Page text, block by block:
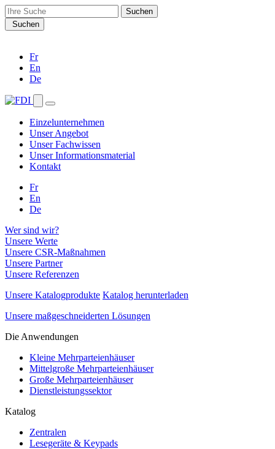
Search
for:Suchen
Fr
En
De
Einzelunternehmen
Unser Angebot
Unser Fachwissen
Unser Informationsmaterial
Kontakt
Fr
En
De
Wer sind wir?
Unsere Werte
Unsere CSR-Maßnahmen
Unsere Partner
Unsere Referenzen
Unsere Katalogprodukte Katalog herunterladen
Unsere maßgeschneiderten Lösungen
Die Anwendungen
Kleine Mehrparteienhäuser
Mittelgroße Mehrparteienhäuser
Große Mehrparteienhäuser
Dienstleistungssektor
Katalog
Zentralen
Lesegeräte & Keypads